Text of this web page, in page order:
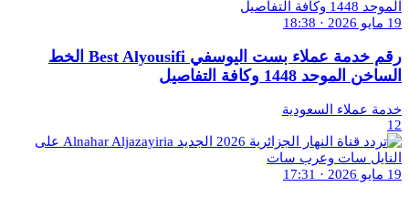
19 مايو 2026 · 18:38
رقم خدمة عملاء بست اليوسفي Best Alyousifi الخط
الساخن الموحد 1448 وكافة التفاصيل
خدمة عملاء السعودية
12
19 مايو 2026 · 17:31